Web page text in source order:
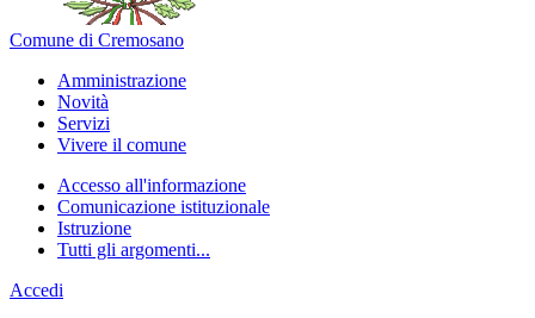
Comune di Cremosano
Amministrazione
Novità
Servizi
Vivere il comune
Accesso all'informazione
Comunicazione istituzionale
Istruzione
Tutti gli argomenti...
Accedi